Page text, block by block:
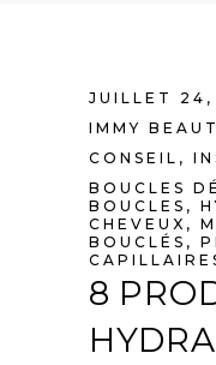
JUILLET
IMMY
CONSEIL ,
BOUCLES
BOUCLES ,
CHEVEUX ,
BOUCLÉS ,
8